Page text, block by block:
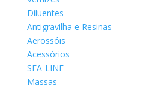
Diluentes
Antigravilha e Resinas
Aerossóis
Acessórios
SEA-LINE
Massas